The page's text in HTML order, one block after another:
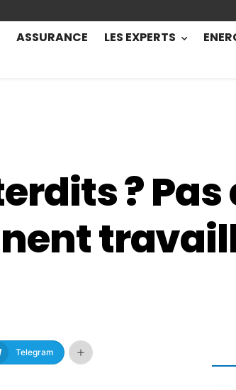
ASSURANCE LES EXPERTS
? Pas
Telegram